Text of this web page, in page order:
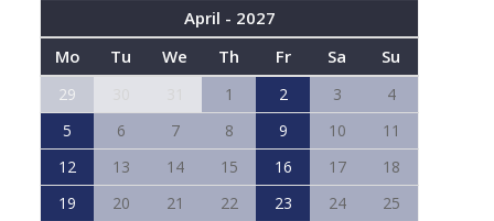
April - 2027
Mo
Tu We Th Fr Sa Su
29 1 2 3
4
5
6 7 8 9 10
11
12
13 14 15 16 17
18
19
20 21 22 23 24
25